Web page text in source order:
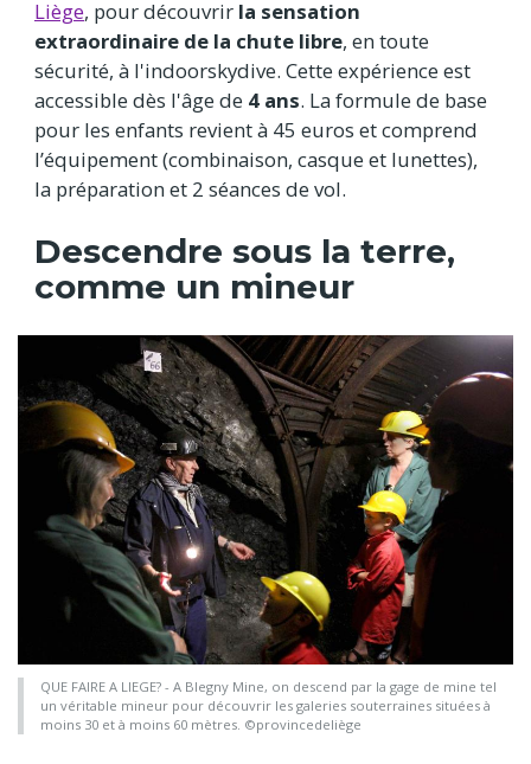
Liège, pour découvrir la sensation
extraordinaire de la chute libre, en toute
sécurité, à l'indoorskydive. Cette expérience est
accessible dès l'âge de 4 ans. La formule de base
pour les enfants revient à 45 euros et comprend
l’équipement (combinaison, casque et lunettes),
la préparation et 2 séances de vol.
Descendre sous la terre,
comme un mineur
QUE FAIRE A LIEGE? - A Blegny Mine, on descend par la gage de mine tel
un véritable mineur pour découvrir les galeries souterraines situées à
moins 30 et à moins 60 mètres. ©provincedeliège